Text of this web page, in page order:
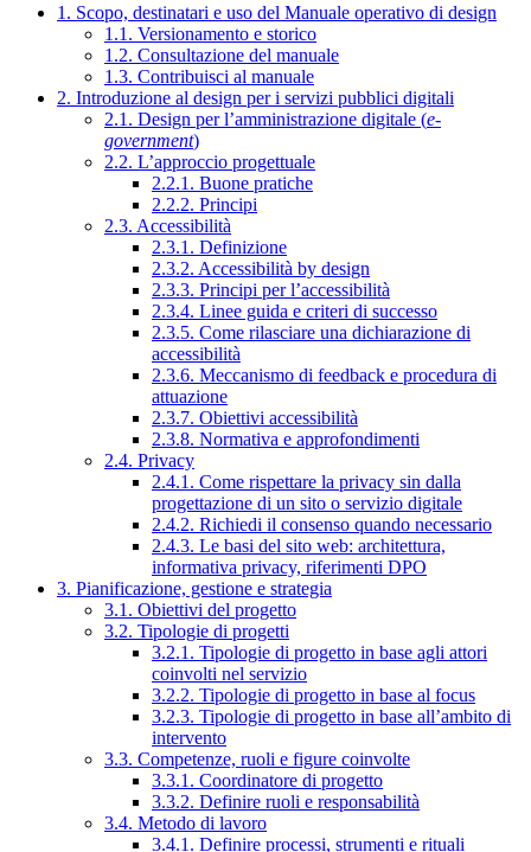
1. Scopo, destinatari e uso del Manuale operativo di design
1.1. Versionamento e storico
1.2. Consultazione del manuale
1.3. Contribuisci al manuale
2. Introduzione al design per i servizi pubblici digitali
2.1. Design per l’amministrazione digitale (e-
government)
2.2. L’approccio progettuale
2.2.1. Buone pratiche
2.2.2. Principi
2.3. Accessibilità
2.3.1. Definizione
2.3.2. Accessibilità by design
2.3.3. Principi per l’accessibilità
2.3.4. Linee guida e criteri di successo
2.3.5. Come rilasciare una dichiarazione di
accessibilità
2.3.6. Meccanismo di feedback e procedura di
attuazione
2.3.7. Obiettivi accessibilità
2.3.8. Normativa e approfondimenti
2.4. Privacy
2.4.1. Come rispettare la privacy sin dalla
progettazione di un sito o servizio digitale
2.4.2. Richiedi il consenso quando necessario
2.4.3. Le basi del sito web: architettura,
informativa privacy, riferimenti DPO
3. Pianificazione, gestione e strategia
3.1. Obiettivi del progetto
3.2. Tipologie di progetti
3.2.1. Tipologie di progetto in base agli attori
coinvolti nel servizio
3.2.2. Tipologie di progetto in base al focus
3.2.3. Tipologie di progetto in base all’ambito di
intervento
3.3. Competenze, ruoli e figure coinvolte
3.3.1. Coordinatore di progetto
3.3.2. Definire ruoli e responsabilità
3.4. Metodo di lavoro
3.4.1. Definire processi, strumenti e rituali